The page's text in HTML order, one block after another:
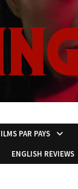
PAR PAYS
ENGLISH REVIEWS